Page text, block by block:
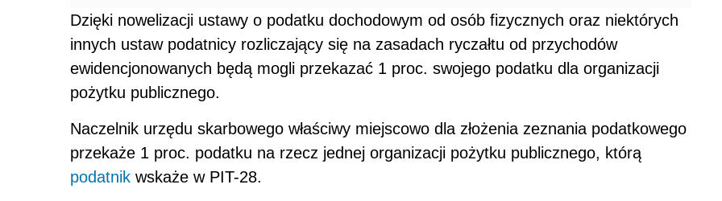
Dzięki nowelizacji ustawy o podatku dochodowym od osób fizycznych oraz niektórych
innych ustaw podatnicy rozliczający się na zasadach ryczałtu od przychodów
ewidencjonowanych będą mogli przekazać 1 proc. swojego podatku dla organizacji
pożytku publicznego.
Naczelnik urzędu skarbowego właściwy miejscowo dla złożenia zeznania podatkowego
przekaże 1 proc. podatku na rzecz jednej organizacji pożytku publicznego, którą
podatnik wskaże w PIT-28.